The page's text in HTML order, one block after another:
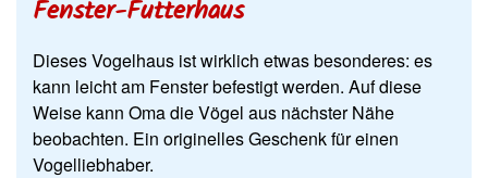
Fenster-Futterhaus
Dieses Vogelhaus ist wirklich etwas besonderes: es
kann leicht am Fenster befestigt werden. Auf diese
Weise kann Oma die Vögel aus nächster Nähe
beobachten. Ein originelles Geschenk für einen
Vogelliebhaber.